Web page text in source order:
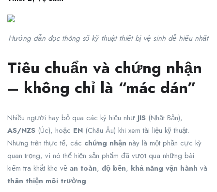
Hướng dẫn đọc thông số kỹ thuật thiết bị vệ sinh dễ hiểu nhất
Tiêu chuẩn và chứng nhận
– không chỉ là “mác dán”
Nhiều người hay bỏ qua các ký hiệu như JIS (Nhật Bản),
AS/NZS (Úc), hoặc EN (Châu Âu) khi xem tài liệu kỹ thuật.
Nhưng trên thực tế, các chứng nhận này là một phần cực kỳ
quan trọng, vì nó thể hiện sản phẩm đã vượt qua những bài
kiểm tra khắt khe về an toàn, độ bền, khả năng vận hành và
thân thiện môi trường.